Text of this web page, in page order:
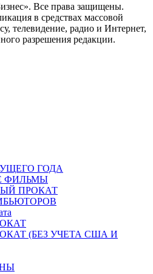
Все права защищены.
в средствах массовой
телевидение, радио и Интернет,
разрешения редакции.
ГОДА
ФИЛЬМЫ
ПРОКАТ
(БЕЗ УЧЕТА США И